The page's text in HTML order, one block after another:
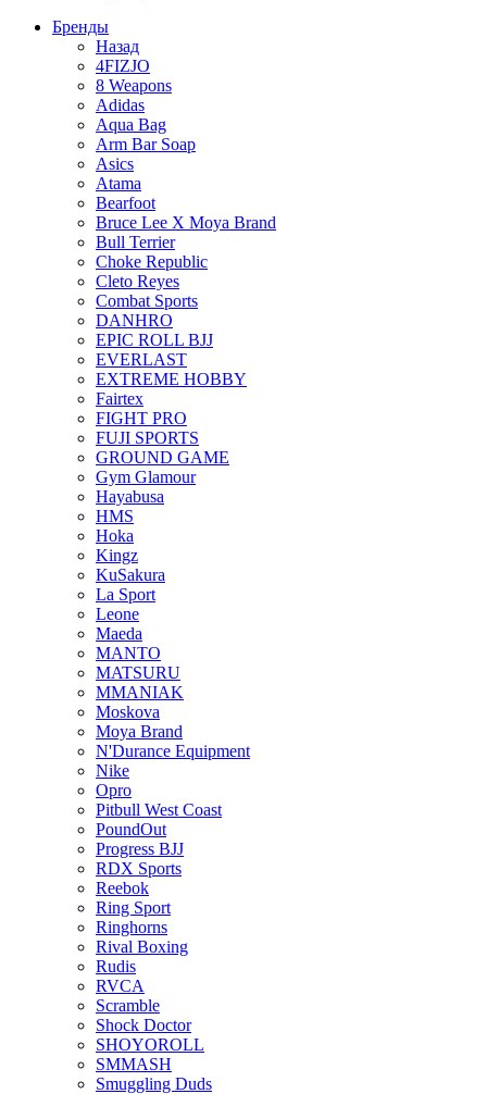
Бренды
Назад
4FIZJO
8 Weapons
Adidas
Aqua Bag
Arm Bar Soap
Asics
Atama
Bearfoot
Bruce Lee X Moya Brand
Bull Terrier
Choke Republic
Cleto Reyes
Combat Sports
DANHRO
EPIC ROLL BJJ
EVERLAST
EXTREME HOBBY
Fairtex
FIGHT PRO
FUJI SPORTS
GROUND GAME
Gym Glamour
Hayabusa
HMS
Hoka
Kingz
KuSakura
La Sport
Leone
Maeda
MANTO
MATSURU
MMANIAK
Moskova
Moya Brand
N'Durance Equipment
Nike
Opro
Pitbull West Coast
PoundOut
Progress BJJ
RDX Sports
Reebok
Ring Sport
Ringhorns
Rival Boxing
Rudis
RVCA
Scramble
Shock Doctor
SHOYOROLL
SMMASH
Smuggling Duds